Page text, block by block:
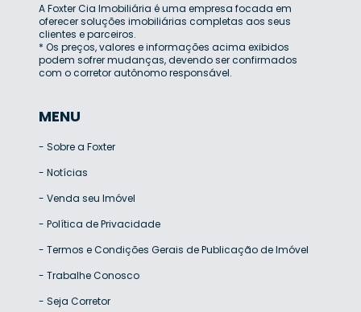
A Foxter Cia Imobiliária é uma empresa focada em
oferecer soluções imobiliárias completas aos seus
clientes e parceiros.
* Os preços, valores e informações acima exibidos
podem sofrer mudanças, devendo ser confirmados
com o corretor autônomo responsável.
MENU
- Sobre a Foxter
- Notícias
- Venda seu Imóvel
- Política de Privacidade
- Termos e Condições Gerais de Publicação de Imóvel
- Trabalhe Conosco
- Seja Corretor